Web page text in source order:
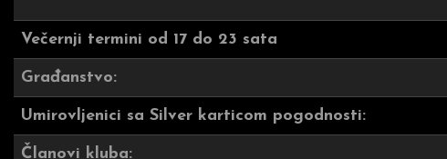
Večernji termini od 17 do 23 sata
Građanstvo:
Umirovljenici sa Silver karticom pogodnosti:
Članovi kluba: